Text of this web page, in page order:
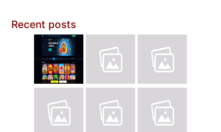
Recent posts